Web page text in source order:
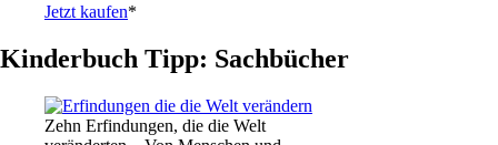
Jetzt kaufen*
Kinderbuch Tipp: Sachbücher
Zehn Erfindungen, die die Welt